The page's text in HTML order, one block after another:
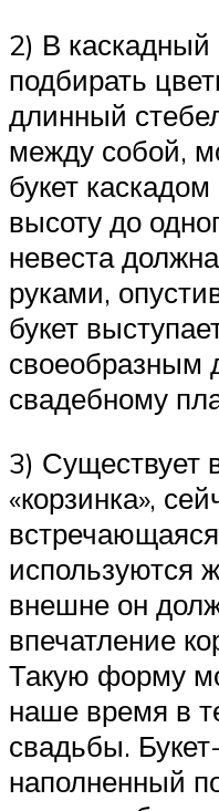
2) В каскадный
подбирать
длинный
между собой,
букет
высоту до
невеста
руками,
букет
своеобразным
свадебному
3) Существует
«корзинка»,
используются
внешне он
впечатление
Такую форму
наше время в
свадьбы.
наполненный